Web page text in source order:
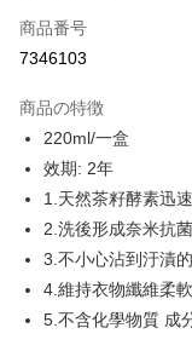
3.注文するときのお支払
す。
の場合は、AFTEE アプ
5.商品受け取り時のお支
はアプリの通知に従って
グでお支払いください。
代金納付期限は最短で
リをダウンロードして
まで延長できます。
お支払期限は、ショップ
とに計算されます。
配送方法
全家付款取貨
付款後全家取貨
配送毎にNT$100、
萊爾富取貨付款
配送毎にNT$100、
付款後萊爾富取貨
配送毎にNT$100、
商品番号
7346103
商品の特徴
220ml/一盒
效期: 2年
1.天然茶籽酵素迅
2.洗後形成奈米抗
3.不小心沾到汙漬
4.維持衣物纖維柔
5.不含化學物質 成